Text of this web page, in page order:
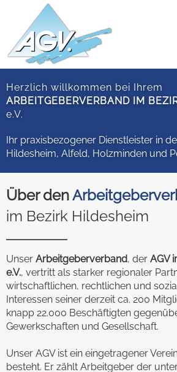
Herzlich willkommen bei Ihrem
ARBEITGEBERVERBAND IM
e.V.
Ihr praxisbezogener Dienstleister in
Hildesheim, Alfeld, Holzminden und
Über den
im Bezirk Hildesheim
Unser Arbeitgeberverband, der AGV
e.V., vertritt als starker regionaler
wirtschaftlichen, rechtlichen und
Interessen seiner derzeit ca. 200
knapp 22.000 Beschäftigten
Gewerkschaften und Gesellschaft.
Unser AGV ist ein eingetragener
besteht. Er zählt Arbeitgeber der